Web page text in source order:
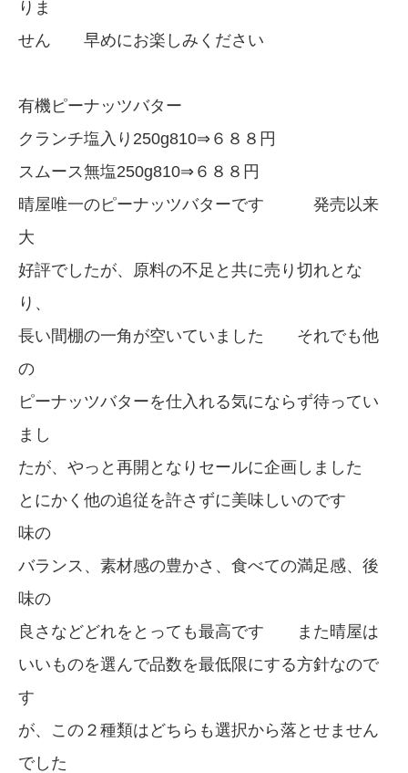
りま
せん 早めにお楽しみください
有機ピーナッツバター
クランチ塩入り250g810⇒６８８円
スムース無塩250g810⇒６８８円
晴屋唯一のピーナッツバターです 発売以来
大
好評でしたが、原料の不足と共に売り切れとな
り、
長い間棚の一角が空いていました それでも他
の
ピーナッツバターを仕入れる気にならず待ってい
まし
たが、やっと再開となりセールに企画しました
とにかく他の追従を許さずに美味しいのです
味の
バランス、素材感の豊かさ、食べての満足感、後
味の
良さなどどれをとっても最高です また晴屋は
いいものを選んで品数を最低限にする方針なので
す
が、この２種類はどちらも選択から落とせません
でした